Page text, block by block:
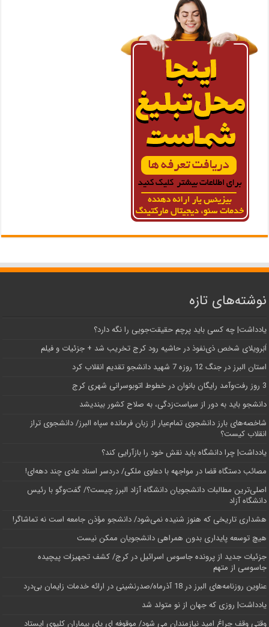
نوشته‌های تازه
یادداشت| ‌چه کسی باید پرچم حقیقت‌جویی را نگه دارد؟
اَبَر‌ویلای شخص ذی‌نفوذ در حاشیه‌ رود کرج تخریب شد + جزئیات و فیلم
استان البرز در جنگ 12 روزه 7 شهید دانشجو تقدیم انقلاب کرد
3 روز رفت‌وآمد رایگان بانوان در خطوط اتوبوسرانی شهری کرج
دانشجو باید به دور از سیاست‌زدگی، به صلاح کشور بیندیشد
شاخصه‌های بارز دانشجوی تمام‌عیار از زبان فرمانده سپاه البرز/ دانشجوی تراز
انقلاب کیست؟
یادداشت| چرا دانشگاه باید نقش خود را بازآرایی کند؟
مصائب دستگاه قضا در مواجهه با دعاوی ملکی/ دردسر اسناد عادی چند‌ دهه‌ای!
اصلی‌ترین مطالبات دانشجویان دانشگاه آزاد البرز چیست؟/ گفت‌وگو با رئیس
دانشگاه آز‌اد
هشداری تاریخی که هنوز شنیده نمی‌شود/ دانشجو مؤذن جامعه است نه تماشاگر!
هیچ توسعه پایداری بدون همراهی دانشجویان ممکن نیست
جزئیات جدید از پرونده جاسوس اسرائیل در کرج/‌ کشف تجهیزات پیچیده
جاسوسی از متهم
عناوین روزنامه‌های البرز در ‌18 آذرماه/صدرنشینی در ارائه خدمات زایمان بی‌درد
یادداشت| روزی که جهان از نو متولد شد
وقتی وقف چراغ امید نیازمندان می شود/ موقوفه ای پای بیماران کلیوی ایستاد